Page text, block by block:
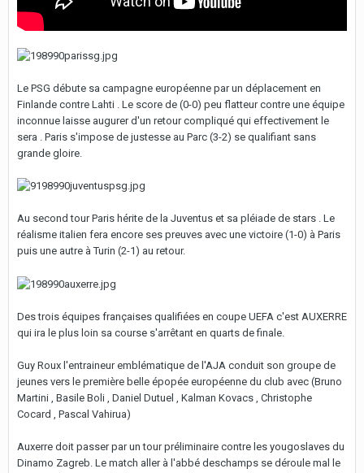
Le PSG débute sa campagne européenne par un déplacement en
Finlande contre Lahti . Le score de (0-0) peu flatteur contre une équipe
inconnue laisse augurer d'un retour compliqué qui effectivement le
sera . Paris s'impose de justesse au Parc (3-2) se qualifiant sans
grande gloire.
Au second tour Paris hérite de la Juventus et sa pléiade de stars . Le
réalisme italien fera encore ses preuves avec une victoire (1-0) à Paris
puis une autre à Turin (2-1) au retour.
Des trois équipes françaises qualifiées en coupe UEFA c'est AUXERRE
qui ira le plus loin sa course s'arrêtant en quarts de finale.
Guy Roux l'entraineur emblématique de l'AJA conduit son groupe de
jeunes vers le première belle épopée européenne du club avec (Bruno
Martini , Basile Boli , Daniel Dutuel , Kalman Kovacs , Christophe
Cocard , Pascal Vahirua)
Auxerre doit passer par un tour préliminaire contre les yougoslaves du
Dinamo Zagreb. Le match aller à l'abbé deschamps se déroule mal le